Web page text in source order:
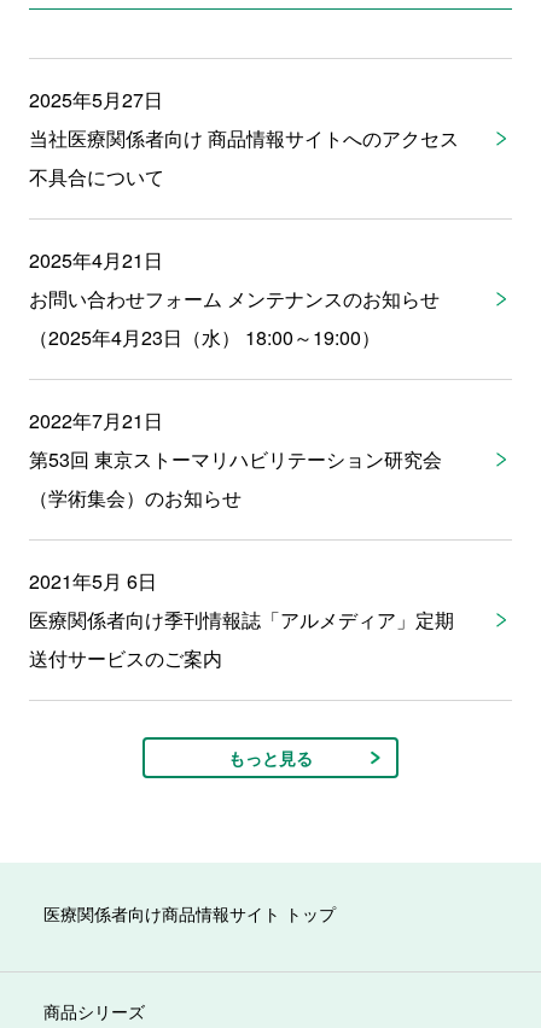
2025年5月27日
当社医療関係者向け 商品情報サイトへのアクセス
不具合について
2025年4月21日
お問い合わせフォーム メンテナンスのお知らせ
（2025年4月23日（水） 18:00～19:00）
2022年7月21日
第53回 東京ストーマリハビリテーション研究会
（学術集会）のお知らせ
2021年5月 6日
医療関係者向け季刊情報誌「アルメディア」定期
送付サービスのご案内
もっと見る
医療関係者向け商品情報サイト トップ
商品シリーズ